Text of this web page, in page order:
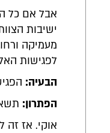
אבל אם כל
ישיבות
מעמיקה
לפגישות
הבעיה:
הפתרון:
אוקי. אז זה